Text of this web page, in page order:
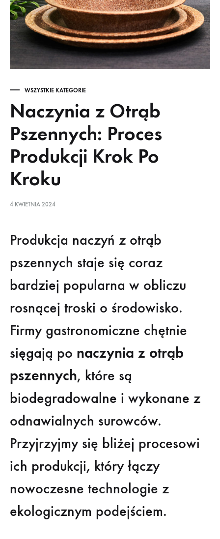
WSZYSTKIE KATEGORIE
Naczynia z Otrąb
Pszennych: Proces
Produkcji Krok Po
Kroku
4 KWIETNIA 2024
Naczynia
z
Otrąb
Pszennych:
Proces
Produkcji
Krok
Po
Kroku
4
2024
Produkcja naczyń z otrąb
pszennych staje się coraz
bardziej popularna w obliczu
rosnącej troski o środowisko.
Firmy gastronomiczne chętnie
sięgają po naczynia z otrąb
pszennych, które są
biodegradowalne i wykonane z
odnawialnych surowców.
Przyjrzyjmy się bliżej procesowi
ich produkcji, który łączy
nowoczesne technologie z
ekologicznym podejściem.